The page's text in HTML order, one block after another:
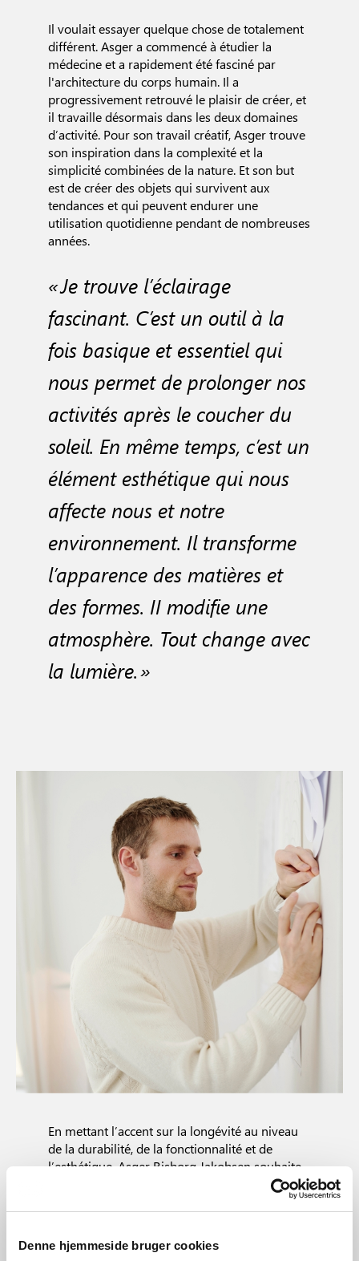
Denne hjemmeside bruger cookies
Il voulait essayer quelque chose de totalement
différent. Asger a commencé à étudier la
médecine et a rapidement été fasciné par
l'architecture du corps humain. Il a
progressivement retrouvé le plaisir de créer, et
il travaille désormais dans les deux domaines
d’activité. Pour son travail créatif, Asger trouve
son inspiration dans la complexité et la
simplicité combinées de la nature. Et son but
est de créer des objets qui survivent aux
tendances et qui peuvent endurer une
utilisation quotidienne pendant de nombreuses
années.
« Je trouve l’éclairage
fascinant. C’est un outil à la
fois basique et essentiel qui
nous permet de prolonger nos
activités après le coucher du
soleil. En même temps, c’est un
élément esthétique qui nous
affecte nous et notre
environnement. Il transforme
l’apparence des matières et
des formes. II modifie une
atmosphère. Tout change avec
la lumière. »
En mettant l’accent sur la longévité au niveau
de la durabilité, de la fonctionnalité et de
l’esthétique, Asger Risborg Jakobsen souhaite